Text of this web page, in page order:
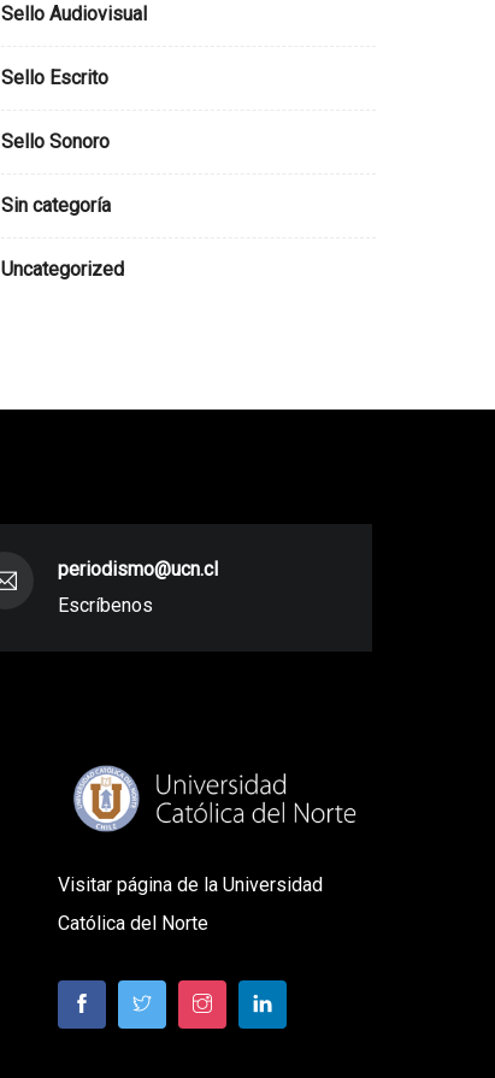
Sello Audiovisual
Sello Escrito
Sello Sonoro
Sin categoría
Uncategorized
periodismo@ucn.cl
Escríbenos
Visitar página de la Universidad
Católica del Norte